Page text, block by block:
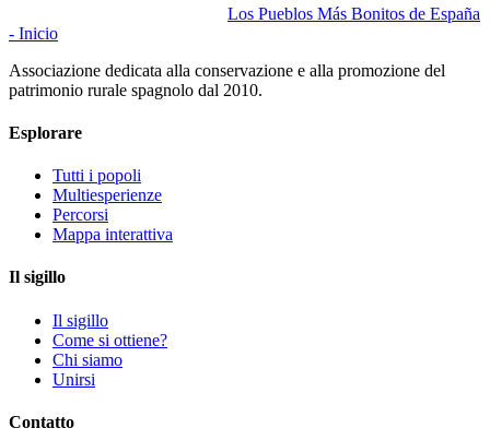
Los Pueblos Más Bonitos de España
- Inicio
Associazione dedicata alla conservazione e alla promozione del
patrimonio rurale spagnolo dal 2010.
Esplorare
Tutti i popoli
Multiesperienze
Percorsi
Mappa interattiva
Il sigillo
Il sigillo
Come si ottiene?
Chi siamo
Unirsi
Contatto